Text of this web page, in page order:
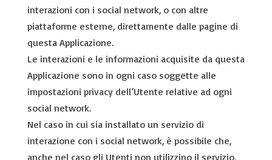
interazioni con i social network, o con altre
piattaforme esterne, direttamente dalle pagine di
questa Applicazione.
Le interazioni e le informazioni acquisite da questa
Applicazione sono in ogni caso soggette alle
impostazioni privacy dell’Utente relative ad ogni
social network.
Nel caso in cui sia installato un servizio di
interazione con i social network, è possibile che,
anche nel caso gli Utenti non utilizzino il servizio,